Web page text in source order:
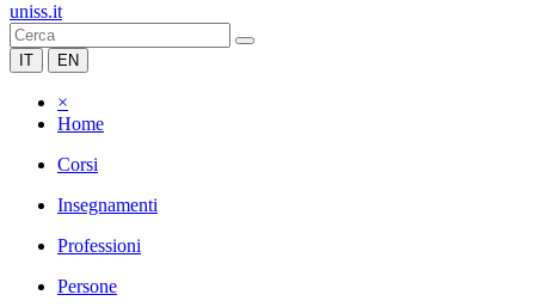
uniss.it
IT EN
×
Home
Corsi
Insegnamenti
Professioni
Persone